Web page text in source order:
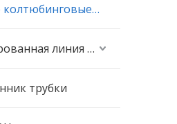
Бесшовные колтюбинговые трубы
Инкапсулированная линия управления
трубки